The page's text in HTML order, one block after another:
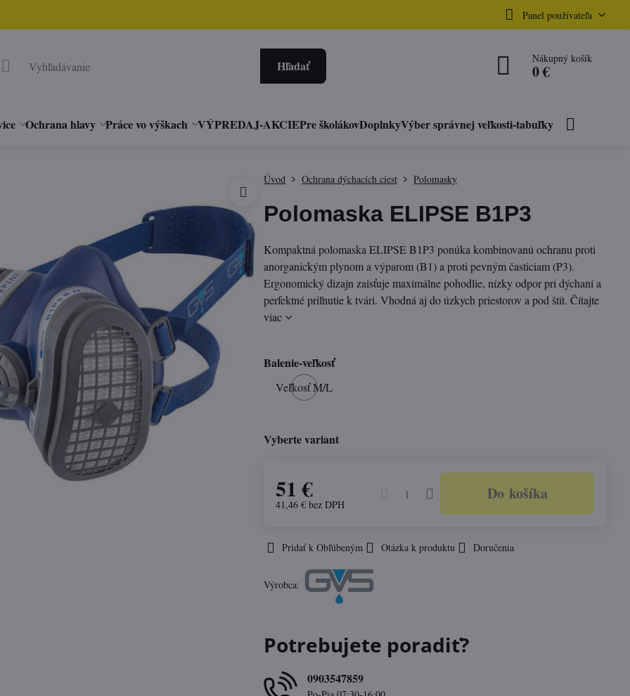
Panel používateľa
Hľadať Nákupný košík
0 €
Ochrana hlavy Práce vo výškach VÝPREDAJ-AKCIEPre školákovDoplnkyVýber správnej veľkosti-tabuľky
Úvod Ochrana dýchacích ciest Polomasky
Polomaska ELIPSE B1P3
Kompaktná polomaska ELIPSE B1P3 ponúka kombinovanú ochranu proti
anorganickým plynom a výparom (B1) a proti pevným časticiam (P3).
Ergonomický dizajn zaisťuje maximálne pohodlie, nízky odpor pri dýchaní a
perfektné priľnutie k tvári. Vhodná aj do úzkych priestorov a pod štít.Čítajte
viac
Balenie-veľkosť
Veľkosť M/L
Vyberte variant
51 €
41,46 €bez DPH
Do košíka
Pridať k Obľúbeným Otázka k produktu Doručenia
Výrobca:
Potrebujete poradiť?
0903547859